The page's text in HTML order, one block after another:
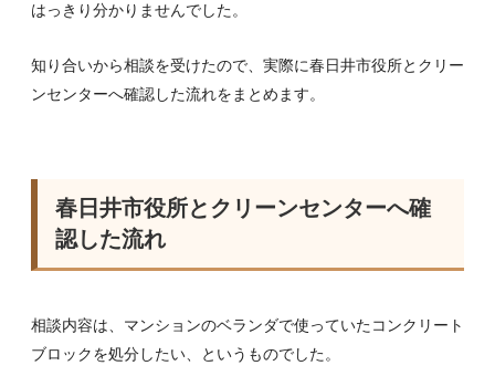
はっきり分かりませんでした。
知り合いから相談を受けたので、実際に春日井市役所とクリー
ンセンターへ確認した流れをまとめます。
春日井市役所とクリーンセンターへ確
認した流れ
相談内容は、マンションのベランダで使っていたコンクリート
ブロックを処分したい、というものでした。